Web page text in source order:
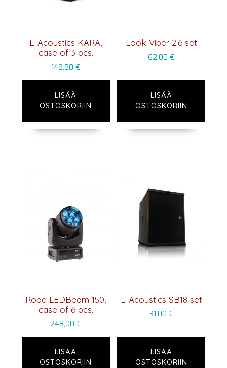
L-Acoustics KARA,
case of 3 pcs.
148,80€
LISÄÄ
OSTOSKORIIN
Look Viper 2.6 set
62,00€
LISÄÄ
OSTOSKORIIN
Robe LEDBeam 150,
case of 6 pcs.
248,00€
LISÄÄ
OSTOSKORIIN
L-Acoustics SB18 set
31,00 €
LISÄÄ
OSTOSKORIIN